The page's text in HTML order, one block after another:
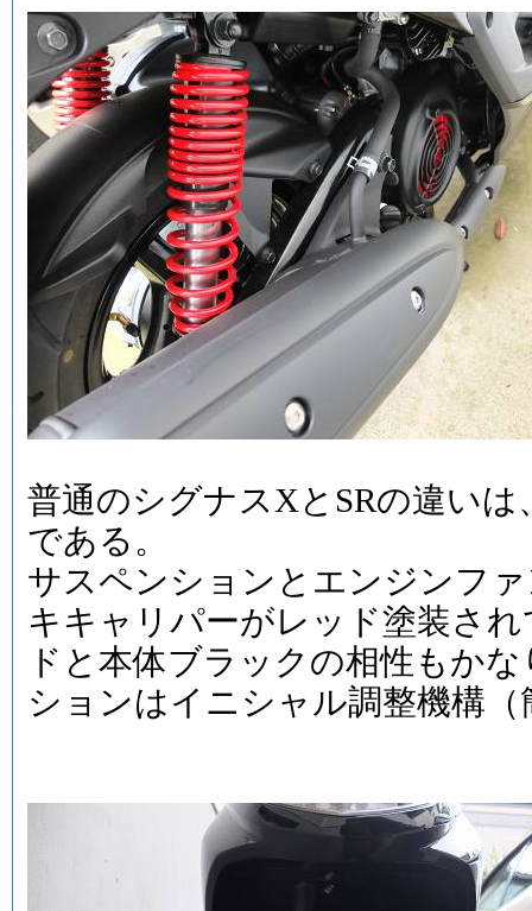
普通のシグナスXとSRの違い
である。
サスペンションとエンジンフ
キキャリパーがレッド塗装さ
ドと本体ブラックの相性もか
ションはイニシャル調整機構